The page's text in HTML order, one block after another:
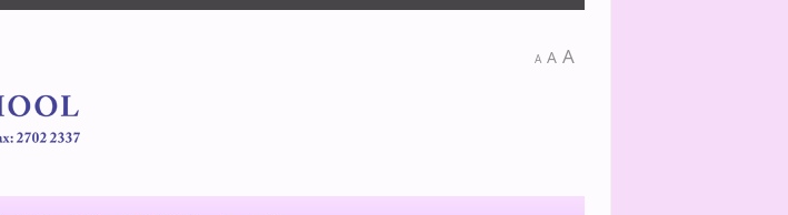
A A A